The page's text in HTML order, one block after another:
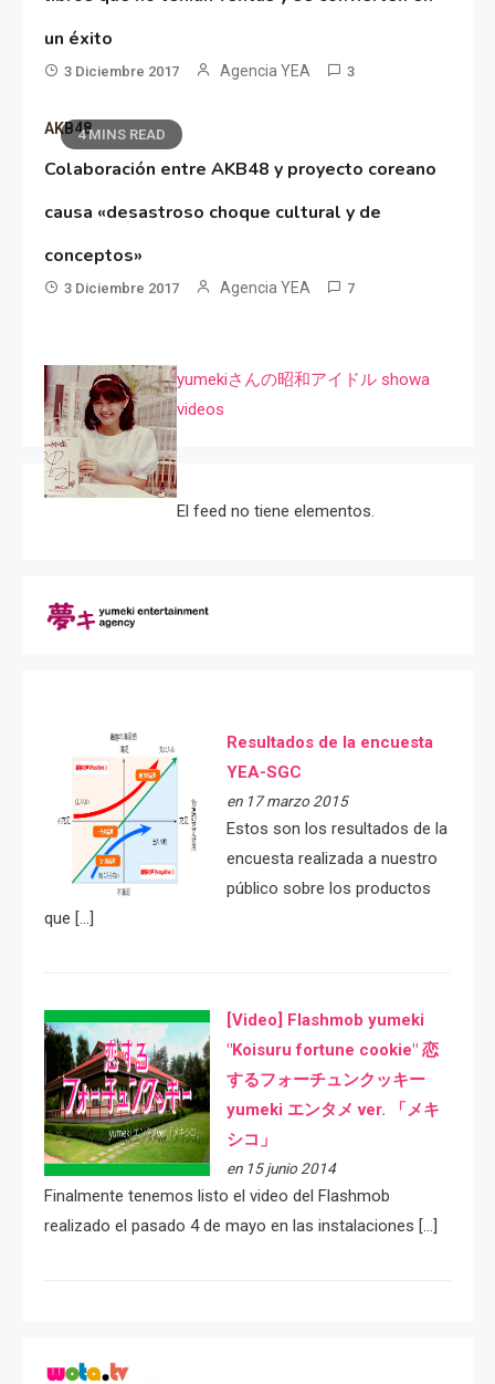
un éxito
3 Diciembre 2017 Agencia YEA 3
4 MINS READ
AKB48
Colaboración entre AKB48 y proyecto coreano
causa «desastroso choque cultural y de
conceptos»
3 Diciembre 2017 Agencia YEA 7
yumekiさんの昭和アイドル showa
videos
El feed no tiene elementos.
Resultados de la encuesta
YEA-SGC
en 17 marzo 2015
Estos son los resultados de la
encuesta realizada a nuestro
público sobre los productos
que […]
[Video] Flashmob yumeki
"Koisuru fortune cookie" 恋
するフォーチュンクッキー
yumeki エンタメ ver. 「メキ
シコ」
en 15 junio 2014
Finalmente tenemos listo el video del Flashmob
realizado el pasado 4 de mayo en las instalaciones […]